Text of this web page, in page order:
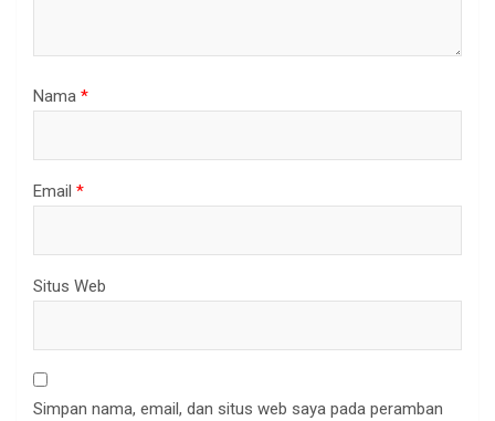
Nama *
Email *
Situs Web
Simpan nama, email, dan situs web saya pada peramban